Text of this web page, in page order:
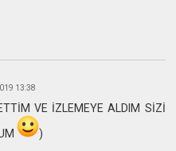
13:38
VE İZLEMEYE ALDIM SİZİ
)